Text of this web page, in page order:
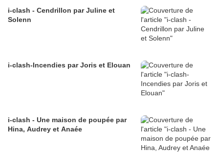
i-clash - Cendrillon par Juline et
Solenn
i-clash-Incendies par Joris et Elouan
i-clash - Une maison de poupée par
Hina, Audrey et Anaée